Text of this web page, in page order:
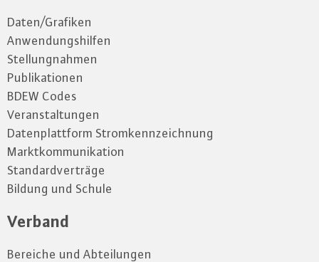
Daten/Grafiken
Anwendungshilfen
Stellungnahmen
Publikationen
BDEW Codes
Veranstaltungen
Datenplattform Stromkennzeichnung
Marktkommunikation
Standardverträge
Bildung und Schule
Verband
Bereiche und Abteilungen